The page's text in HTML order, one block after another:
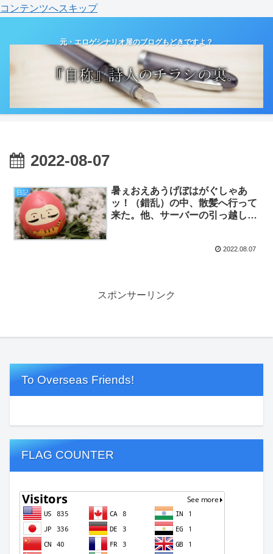
コンテンツへスキップ
元・エロゲシナリオ屋のブログもどきですよ？
2022-08-07
日記
暑ぇおえあうげぼはがぐしゃあ
ッ！（錯乱）の中、散髪へ行って
来た。他、サーバーの引っ越しを
2022.08.07
スポンサーリンク
To Overseas Friends!
FLAG COUNTER